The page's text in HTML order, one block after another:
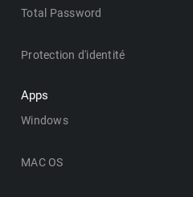
Total Password
Protection d'identité
Apps
Windows
MAC OS